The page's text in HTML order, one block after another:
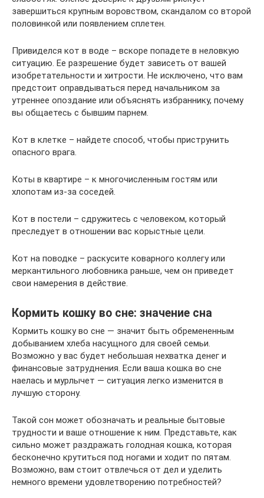
завершиться крупным воровством, скандалом со второй
половинкой или появлением сплетен.
Привиделся кот в воде – вскоре попадете в неловкую
ситуацию. Ее разрешение будет зависеть от вашей
изобретательности и хитрости. Не исключено, что вам
предстоит оправдываться перед начальником за
утреннее опоздание или объяснять избраннику, почему
вы общаетесь с бывшим парнем.
Кот в клетке – найдете способ, чтобы приструнить
опасного врага.
Коты в квартире – к многочисленным гостям или
хлопотам из-за соседей.
Кот в постели – сдружитесь с человеком, который
преследует в отношении вас корыстные цели.
Кот на поводке – раскусите коварного коллегу или
меркантильного любовника раньше, чем он приведет
свои намерения в действие.
Кормить кошку во сне: значение сна
Кормить кошку во сне — значит быть обремененным
добыванием хлеба насущного для своей семьи.
Возможно у вас будет небольшая нехватка денег и
финансовые затруднения. Если ваша кошка во сне
наелась и мурлычет — ситуация легко изменится в
лучшую сторону.
Такой сон может обозначать и реальные бытовые
трудности и ваше отношение к ним. Представьте, как
сильно может раздражать голодная кошка, которая
бесконечно крутиться под ногами и ходит по пятам.
Возможно, вам стоит отвлечься от дел и уделить
немного времени удовлетворению потребностей?